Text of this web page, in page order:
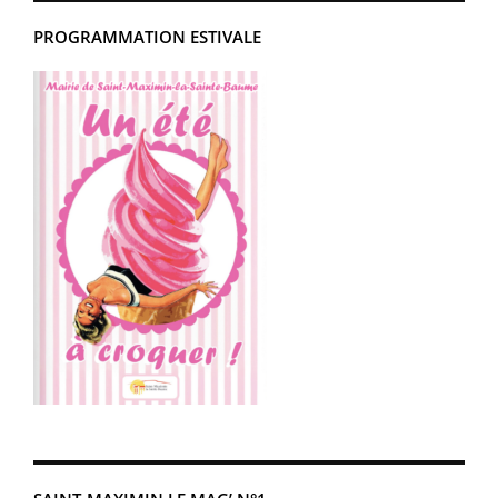
PROGRAMMATION ESTIVALE